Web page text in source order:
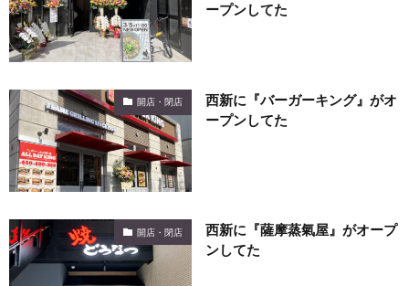
ープンしてた
開店・閉店
西新に『バーガーキング』がオ
ープンしてた
開店・閉店
西新に『薩摩蒸氣屋』がオープ
ンしてた